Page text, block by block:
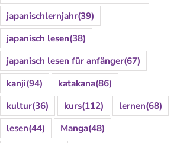
japanischlernjahr(39)
japanisch lesen(38)
japanisch lesen für anfänger(67)
kanji(94) katakana(86)
kultur(36) kurs(112) lernen(68)
lesen(44) Manga(48)